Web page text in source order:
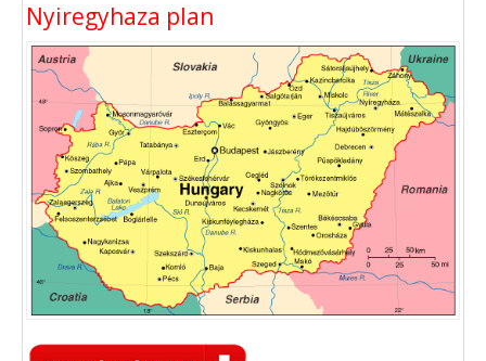
Nyiregyhaza plan